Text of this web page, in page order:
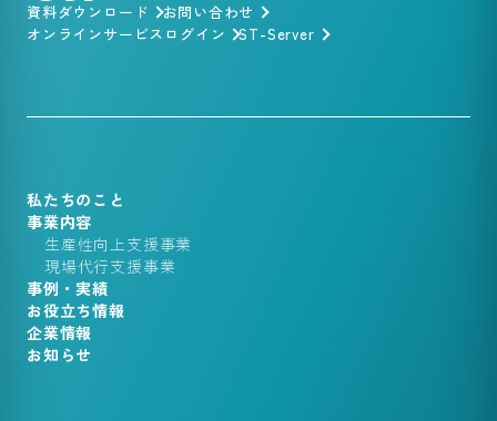
資料ダウンロード
お問い合わせ
オンラインサービスログイン
ST-Server
私たちのこと
事業内容
生産性向上支援事業
現場代行支援事業
事例・実績
お役立ち情報
企業情報
お知らせ